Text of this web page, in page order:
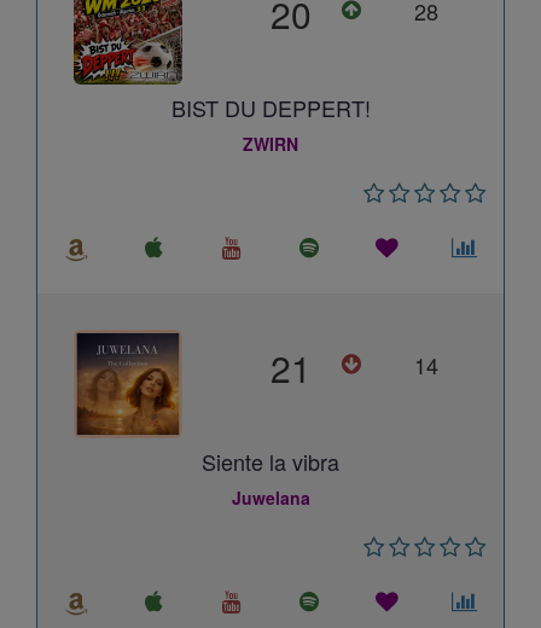
20 28
BIST DU DEPPERT!
ZWIRN
21 14
Siente la vibra
Juwelana